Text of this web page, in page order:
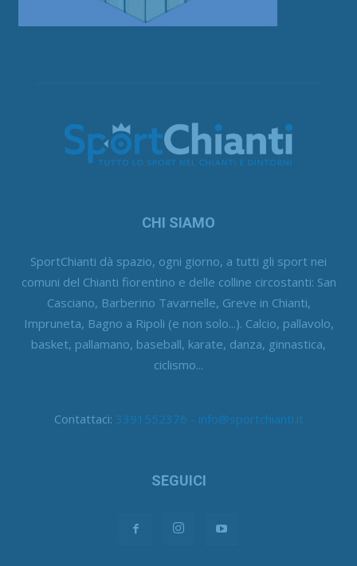
CHI SIAMO
SportChianti dà spazio, ogni giorno, a tutti gli sport nei
comuni del Chianti fiorentino e delle colline circostanti: San
Casciano, Barberino Tavarnelle, Greve in Chianti,
Impruneta, Bagno a Ripoli (e non solo...). Calcio, pallavolo,
basket, pallamano, baseball, karate, danza, ginnastica,
ciclismo...
Contattaci: 3391552376 - info@sportchianti.it
SEGUICI